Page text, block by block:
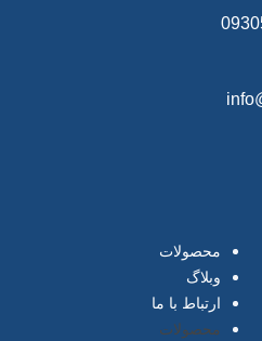
محصولات
وبلاگ
ارتباط با ما
محصولات